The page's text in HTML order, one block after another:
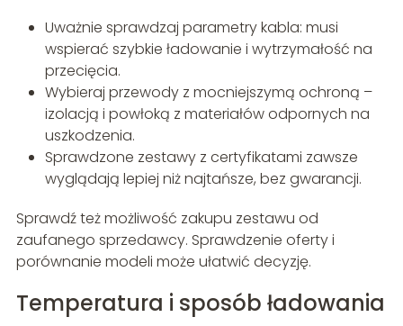
Uważnie sprawdzaj parametry kabla: musi
wspierać szybkie ładowanie i wytrzymałość na
przecięcia.
Wybieraj przewody z mocniejszymą ochroną –
izolacją i powłoką z materiałów odpornych na
uszkodzenia.
Sprawdzone zestawy z certyfikatami zawsze
wyglądają lepiej niż najtańsze, bez gwarancji.
Sprawdź też możliwość zakupu zestawu od
zaufanego sprzedawcy. Sprawdzenie oferty i
porównanie modeli może ułatwić decyzję.
Temperatura i sposób ładowania